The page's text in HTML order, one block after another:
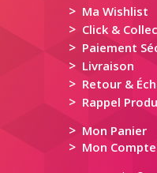
> Ma Wishlist
> Click &
> Paiement
> Livraison
> Retour &
> Rappel
> Mon Panier
> Mon Compte